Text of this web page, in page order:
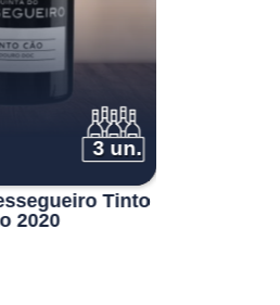
3 un.
Tinto
2020